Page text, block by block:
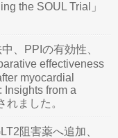
the SOUL Trial」
、PPIの有効性、
effectiveness
myocardial
Insights from a
ました。
阻害薬へ追加、